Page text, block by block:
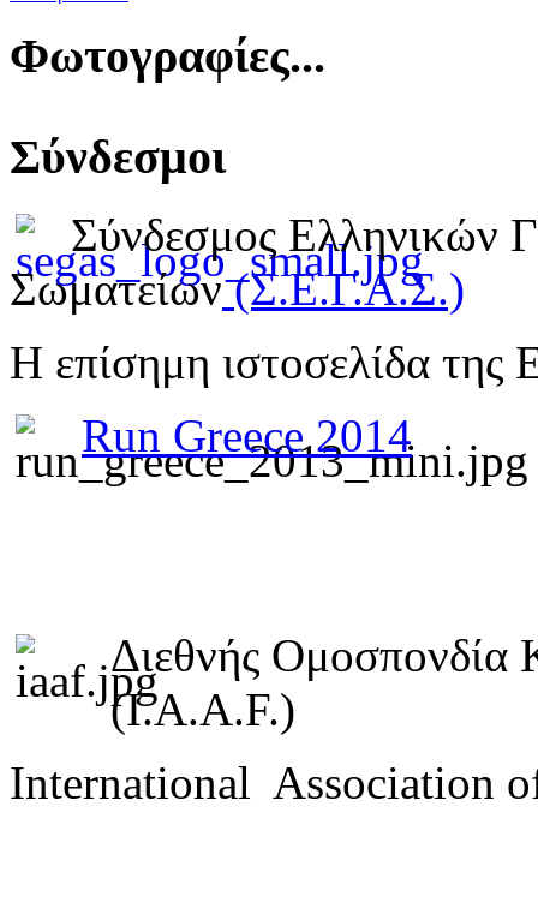
Φωτογραφίες...
Σύνδεσμοι
Σύνδεσμος Ελληνικών
Σωματείων (Σ.Ε.Γ.Α.Σ.)
Η επίσημη ιστοσελίδα της
Run Greece 2014
Διεθνής Ομοσπονδία
(I.A.A.F.)
International Association